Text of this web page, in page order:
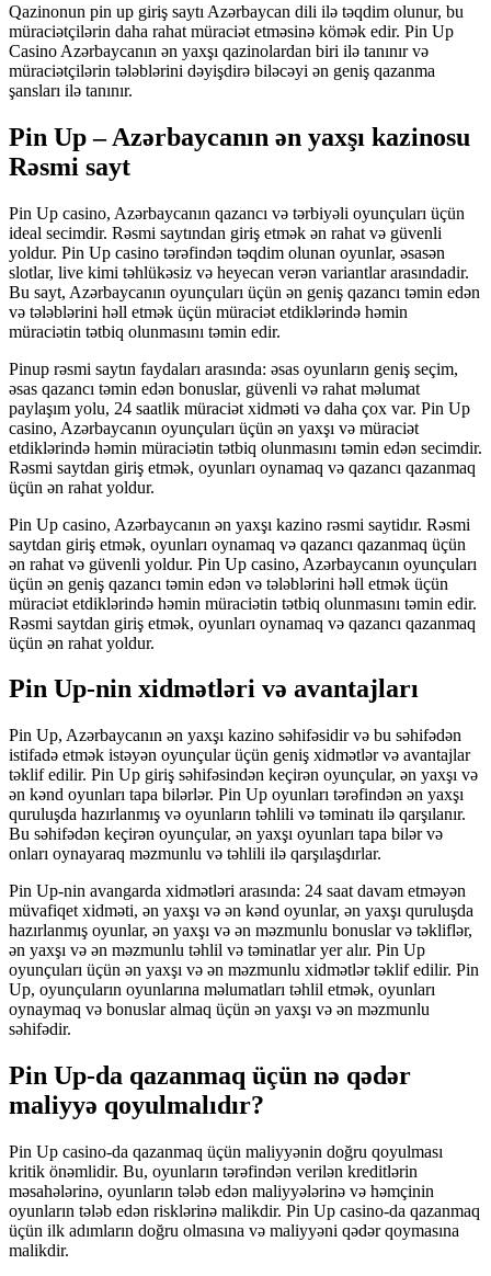
Qazinonun pin up giriş saytı Azərbaycan dili ilə təqdim olunur, bu
müraciətçilərin daha rahat müraciət etməsinə kömək edir. Pin Up
Casino Azərbaycanın ən yaxşı qazinolardan biri ilə tanınır və
müraciətçilərin tələblərini dəyişdirə biləcəyi ən geniş qazanma
şansları ilə tanınır.
Pin Up – Azərbaycanın ən yaxşı kazinosu
Rəsmi sayt
Pin Up casino, Azərbaycanın qazancı və tərbiyəli oyunçuları üçün
ideal secimdir. Rəsmi saytından giriş etmək ən rahat və güvenli
yoldur. Pin Up casino tərəfindən təqdim olunan oyunlar, əsasən
slotlar, live kimi təhlükəsiz və heyecan verən variantlar arasındadir.
Bu sayt, Azərbaycanın oyunçuları üçün ən geniş qazancı təmin edən
və tələblərini həll etmək üçün müraciət etdiklərində həmin
müraciətin tətbiq olunmasını təmin edir.
Pinup rəsmi saytın faydaları arasında: əsas oyunların geniş seçim,
əsas qazancı təmin edən bonuslar, güvenli və rahat məlumat
paylaşım yolu, 24 saatlik müraciət xidməti və daha çox var. Pin Up
casino, Azərbaycanın oyunçuları üçün ən yaxşı və müraciət
etdiklərində həmin müraciətin tətbiq olunmasını təmin edən secimdir.
Rəsmi saytdan giriş etmək, oyunları oynamaq və qazancı qazanmaq
üçün ən rahat yoldur.
Pin Up casino, Azərbaycanın ən yaxşı kazino rəsmi saytidır. Rəsmi
saytdan giriş etmək, oyunları oynamaq və qazancı qazanmaq üçün
ən rahat və güvenli yoldur. Pin Up casino, Azərbaycanın oyunçuları
üçün ən geniş qazancı təmin edən və tələblərini həll etmək üçün
müraciət etdiklərində həmin müraciətin tətbiq olunmasını təmin edir.
Rəsmi saytdan giriş etmək, oyunları oynamaq və qazancı qazanmaq
üçün ən rahat yoldur.
Pin Up-nin xidmətləri və avantajları
Pin Up, Azərbaycanın ən yaxşı kazino səhifəsidir və bu səhifədən
istifadə etmək istəyən oyunçular üçün geniş xidmətlər və avantajlar
təklif edilir. Pin Up giriş səhifəsindən keçirən oyunçular, ən yaxşı və
ən kənd oyunları tapa bilərlər. Pin Up oyunları tərəfindən ən yaxşı
quruluşda hazırlanmış və oyunların təhlili və təminatı ilə qarşılanır.
Bu səhifədən keçirən oyunçular, ən yaxşı oyunları tapa bilər və
onları oynayaraq məzmunlu və təhlili ilə qarşılaşdırlar.
Pin Up-nin avangarda xidmətləri arasında: 24 saat davam etməyən
müvafiqet xidməti, ən yaxşı və ən kənd oyunlar, ən yaxşı quruluşda
hazırlanmış oyunlar, ən yaxşı və ən məzmunlu bonuslar və təkliflər,
ən yaxşı və ən məzmunlu təhlil və təminatlar yer alır. Pin Up
oyunçuları üçün ən yaxşı və ən məzmunlu xidmətlər təklif edilir. Pin
Up, oyunçuların oyunlarına məlumatları təhlil etmək, oyunları
oynaymaq və bonuslar almaq üçün ən yaxşı və ən məzmunlu
səhifədir.
Pin Up-da qazanmaq üçün nə qədər
maliyyə qoyulmalıdır?
Pin Up casino-da qazanmaq üçün maliyyənin doğru qoyulması
kritik önəmlidir. Bu, oyunların tərəfindən verilən kreditlərin
məsahələrinə, oyunların tələb edən maliyyələrinə və həmçinin
oyunların tələb edən risklərinə malikdir. Pin Up casino-da qazanmaq
üçün ilk adımların doğru olmasına və maliyyəni qədər qoymasına
malikdir.